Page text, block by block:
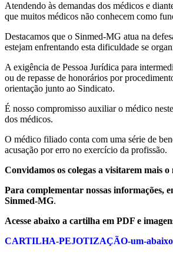
Atendendo às demandas dos médicos e
que muitos médicos não conhecem como
Destacamos que o Sinmed-MG atua na
estejam enfrentando esta dificuldade se
A exigência de Pessoa Jurídica para
ou de repasse de honorários por
orientação junto ao Sindicato.
É nosso compromisso auxiliar o médico
dos médicos.
O médico filiado conta com uma série de
acusação por erro no exercício da profissão.
Convidamos os colegas a visitarem mais
Para complementar nossas informações,
Sinmed-MG.
Acesse abaixo a cartilha em PDF e
CARTILHA-PEJOTIZAÇÃO-um-